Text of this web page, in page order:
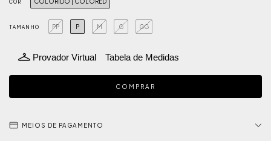
COR
TAMANHO PP P M G GG
Provador Virtual Tabela de Medidas
MEIOS DE PAGAMENTO